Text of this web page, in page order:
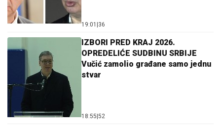
19:01 |36
IZBORI PRED KRAJ 2026.
OPREDELIĆE SUDBINU SRBIJE
Vučić zamolio građane samo jednu
stvar
18:55|52